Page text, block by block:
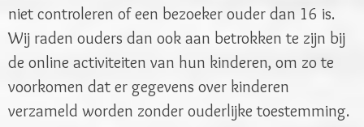
niet controleren of een bezoeker ouder dan 16 is.
Wij raden ouders dan ook aan betrokken te zijn bij
de online activiteiten van hun kinderen, om zo te
voorkomen dat er gegevens over kinderen
verzameld worden zonder ouderlijke toestemming.